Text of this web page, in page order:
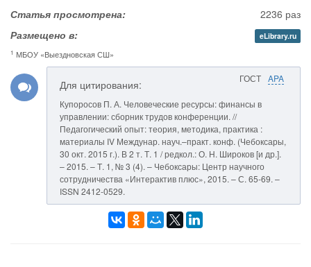
Статья просмотрена:
2236 раз
Размещено в:
eLibrary.ru
1 МБОУ «Выездновская СШ»
ГОСТ APA
Для цитирования:
Купоросов П. А. Человеческие ресурсы: финансы в
управлении: сборник трудов конференции. //
Педагогический опыт: теория, методика, практика :
материалы IV Междунар. науч.–практ. конф. (Чебоксары,
30 окт. 2015 г.). В 2 т. Т. 1 / редкол.: О. Н. Широков [и др.].
– 2015. – Т. 1, № 3 (4). – Чебоксары: Центр научного
сотрудничества «Интерактив плюс», 2015. – С. 65-69. –
ISSN 2412-0529.